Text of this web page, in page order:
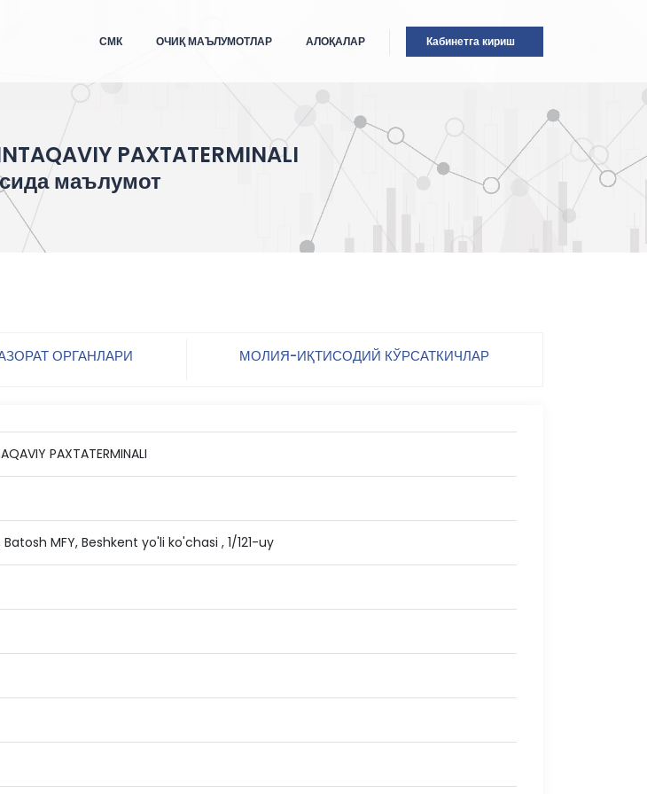
Кабинетга кириш
СМК ОЧИҚ МАЪЛУМОТЛАР АЛОҚАЛАР
PAXTATERMINALI
маълумот
ОРГАНЛАРИ МОЛИЯ-ИҚТИСОДИЙ КЎРСАТКИЧЛАР
PAXTATERMINALI
MFY, Beshkent yo'li ko'chasi , 1/121-uy